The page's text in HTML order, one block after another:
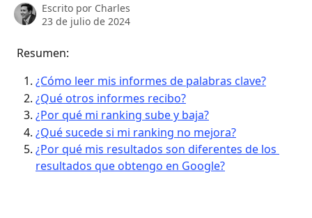
Escrito por Charles
23 de julio de 2024
Resumen:
¿Cómo leer mis informes de palabras clave?
¿Qué otros informes recibo?
¿Por qué mi ranking sube y baja?
¿Qué sucede si mi ranking no mejora?
¿Por qué mis resultados son diferentes de los
resultados que obtengo en Google?